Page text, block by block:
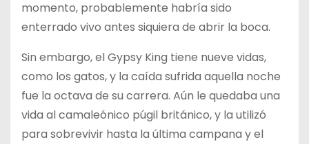
momento, probablemente habría sido
enterrado vivo antes siquiera de abrir la boca.
Sin embargo, el Gypsy King tiene nueve vidas,
como los gatos, y la caída sufrida aquella noche
fue la octava de su carrera. Aún le quedaba una
vida al camaleónico púgil británico, y la utilizó
para sobrevivir hasta la última campana y el